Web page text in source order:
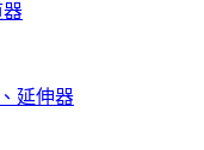
器
延伸器